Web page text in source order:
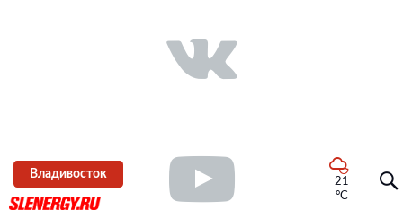
Владивосток
21
°C